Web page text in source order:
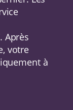
Après
votre
à